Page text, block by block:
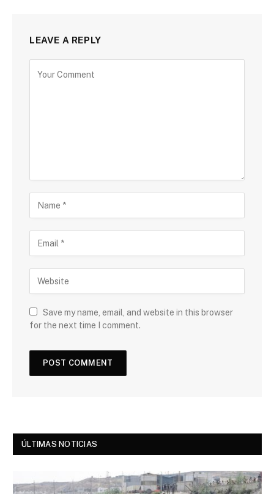
LEAVE A REPLY
Save my name, email, and website in this browser
for the next time I comment.
ÚLTIMAS NOTICIAS